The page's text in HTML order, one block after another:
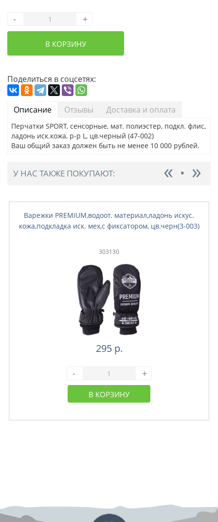
- +
В КОРЗИНУ
Поделиться в соцсетях:
Описание Отзывы Доставка и оплата
Перчатки SPORT, сенсорные, мат. полиэстер, подкл. флис,
ладонь иск.кожа, р-р L, цв.черный (47-002)
Ваш общий заказ должен быть не менее 10 000 рублей.
У НАС ТАКЖЕ ПОКУПАЮТ:
Варежки PREMIUM,водоот. материал,ладонь искус.
кожа,подкладка иск. мех,с фиксатором, цв.черн(3-003)
303130
295 р.
- +
В КОРЗИНУ